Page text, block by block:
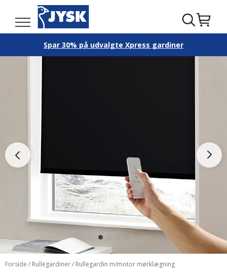
Spar 30% på udvalgte Xpress gardiner
Forside / Rullegardiner/ Rullegardin m/motor mørklægning